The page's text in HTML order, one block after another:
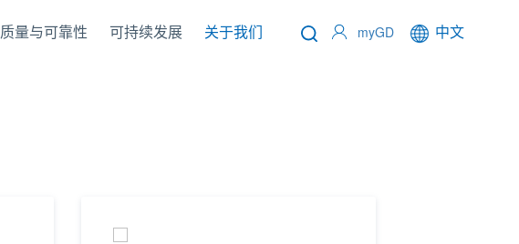
质量与可靠性 可持续发展 关于我们 myGD 中文